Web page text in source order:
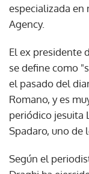
especializada en
Agency.
El ex presidente
se define como
el pasado del
Romano, y es
periódico jesuita
Spadaro, uno de
Según el